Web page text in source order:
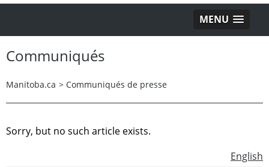
MENU
Communiqués
Manitoba.ca > Communiqués de presse
Sorry, but no such article exists.
English